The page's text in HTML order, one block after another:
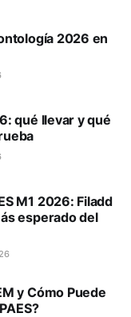
2026 en
qué llevar y qué
M1 2026: Filadd
esperado del
y Cómo Puede